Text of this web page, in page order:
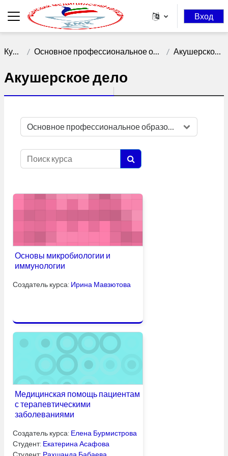
Перейти к основному содержанию
Боковая панель
Вход
Курсы Основное профессиональное образование Акушерское дело
Акушерское дело
Категории курсов
Поиск курса
Поиск курса
Основы микробиологии и
иммунологии
Создатель курса: Ирина Мавзютова
Медицинская помощь пациентам
с терапевтическими
заболеваниями
Создатель курса: Елена Бурмистрова
Студент: Екатерина Асафова
Студент: Рахшанда Бабаева